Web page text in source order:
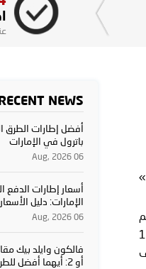
RECENT NEWS
أفضل إطارات الطرق
باترول في الإمارات
06 Aug, 2026
أسعار إطارات الدفع
الإمارات: دليل
06 Aug, 2026
فالكون وايلد بيك
أو 2: أيهما أفضل للطرق الوعرة في الإمارات؟
»
و50,000+ درهم
5,000–15,000
ويكلف